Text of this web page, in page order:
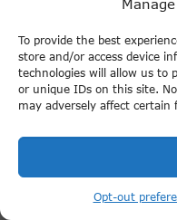
To provide the best
store and/or access device
technologies will allow us to
or unique IDs on this site.
may adversely affect certain
Opt-out
← Mosty, które musisz
zobaczyć w